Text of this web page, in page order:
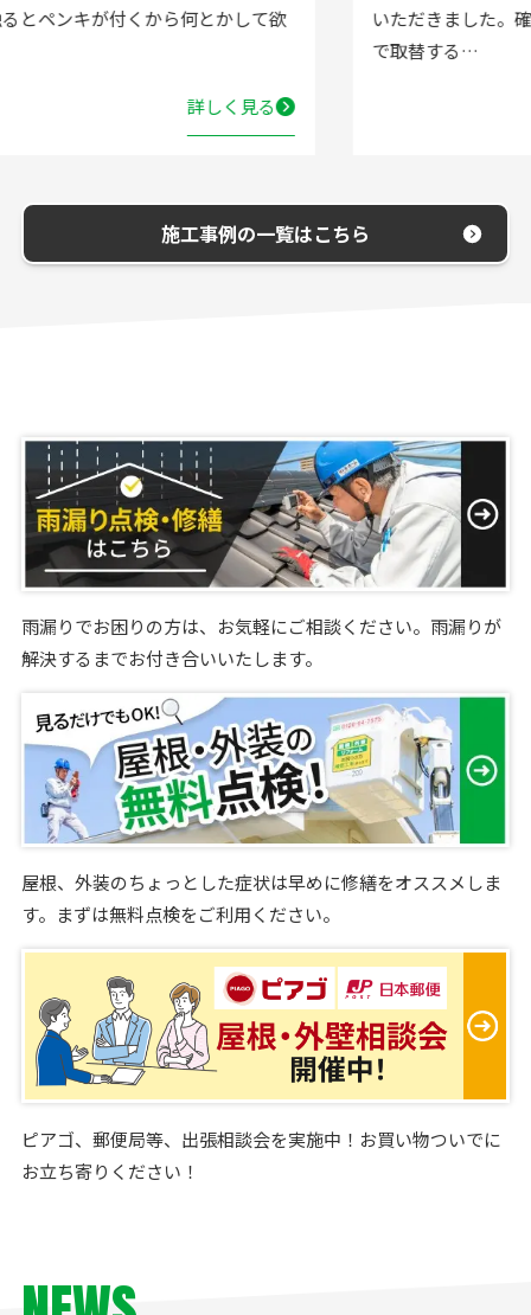
いただきました。確認した所、水栓の吐水が落ちたよう
施工事例の一覧はこちら
雨漏りでお困りの方は、お気軽にご相談ください。雨漏りが
解決するまでお付き合いいたします。
屋根、外装のちょっとした症状は早めに修繕をオススメしま
す。まずは無料点検をご利用ください。
ピアゴ、郵便局等、出張相談会を実施中！お買い物ついでに
お立ち寄りください！